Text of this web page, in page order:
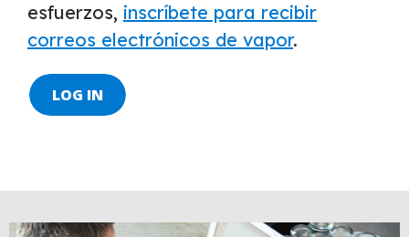
esfuerzos, inscríbete para recibir
correos electrónicos de vapor.
LOG IN